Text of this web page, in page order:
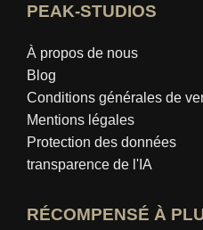
PEAK-STUDIOS
À propos de nous
Blog
Conditions générales de
Mentions légales
Protection des données
transparence de l'IA
RÉCOMPENSÉ À